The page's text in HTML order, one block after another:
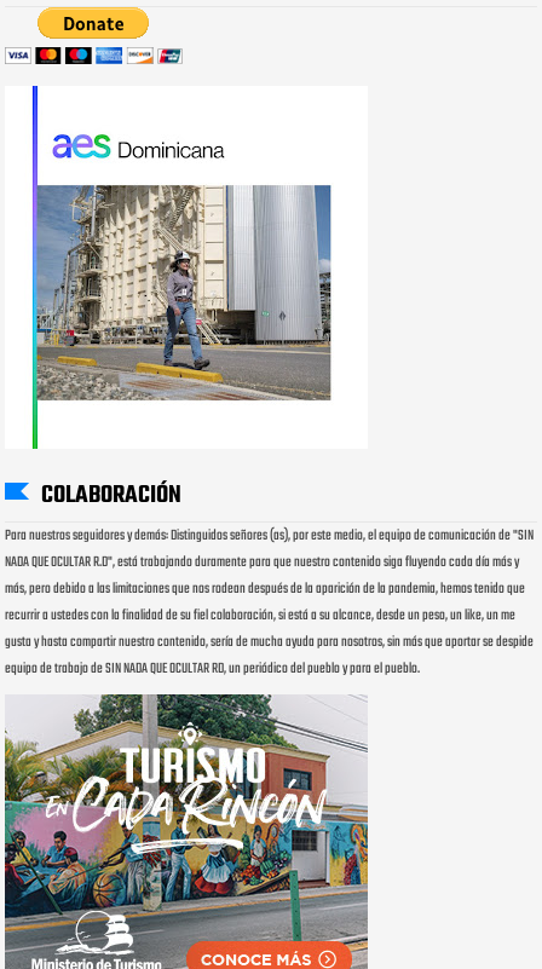
COLABORACIÓN
Para nuestros seguidores y demás: Distinguidos señores (as), por este medio, el equipo de comunicación de "SIN
NADA QUE OCULTAR R.D", está trabajando duramente para que nuestro contenido siga fluyendo cada día más y
más, pero debido a las limitaciones que nos rodean después de la aparición de la pandemia, hemos tenido que
recurrir a ustedes con la finalidad de su fiel colaboración, si está a su alcance, desde un peso, un like, un me
gusta y hasta compartir nuestro contenido, sería de mucha ayuda para nosotros, sin más que aportar se despide
equipo de trabajo de SIN NADA QUE OCULTAR RD, un periódico del pueblo y para el pueblo.